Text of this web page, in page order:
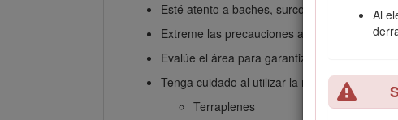
Al
Esté atento a baches, surcos o montículos,
Extreme las precauciones al utilizar la
Evalúe el área para garantizar que el terreno
Tenga cuidado al utilizar la máquina cerca de
Terraplenes